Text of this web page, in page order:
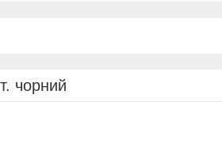
чорний